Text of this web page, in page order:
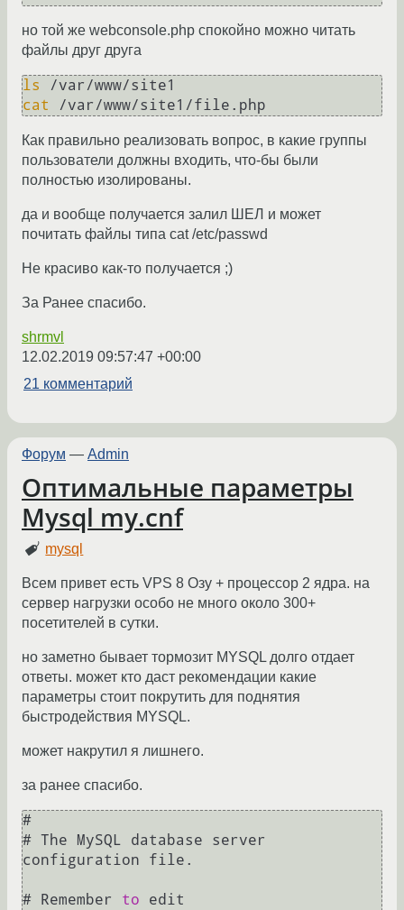
но той же webconsole.php спокойно можно читать
файлы друг друга
ls
cat
Как правильно реализовать вопрос, в какие группы
пользователи должны входить, что-бы были
полностью изолированы.
да и вообще получается залил ШЕЛ и может
почитать файлы типа cat /etc/passwd
Не красиво как-то получается ;)
За Ранее спасибо.
shrmvl
12.02.2019 09:57:47 +00:00
21 комментарий
Форум — Admin
Оптимальные параметры
Mysql my.cnf
mysql
Всем привет есть VPS 8 Озу + процессор 2 ядра. на
сервер нагрузки особо не много около 300+
посетителей в сутки.
но заметно бывает тормозит MYSQL долго отдает
ответы. может кто даст рекомендации какие
параметры стоит покрутить для поднятия
быстродействия MYSQL.
может накрутил я лишнего.
за ранее спасибо.
#
# The MySQL database server
configuration file.
# Remember to